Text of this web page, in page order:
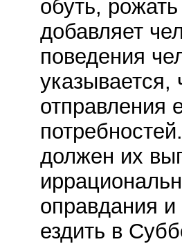
обуть,
добавляет
поведения
отправления
должен их
оправдания и
ездить в